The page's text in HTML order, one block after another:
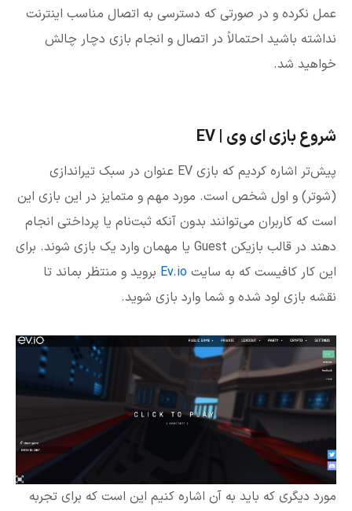
عمل نکرده و در صورتی که دسترسی به اتصال مناسب اینترنت
نداشته باشید احتمالاً در اتصال و انجام بازی دچار چالش
خواهید شد.
شروع بازی ای وی | EV
پیش‌تر اشاره کردیم که بازی EV عنوان در سبک تیراندازی
(شوتر) و اول شخص است. مورد مهم و متمایز در این بازی این
است که کاربران می‌توانند بدون آنکه ثبت‌نام یا پرداختی انجام
دهند در قالب بازیکن Guest یا مهمان وارد یک بازی شوند. برای
این کار کافیست که به سایت Ev.io بروید و منتظر بماند تا
نقشه بازی لود شده و شما وارد بازی شوید.
مورد دیگری که باید به آن اشاره کنیم این است که برای تجربه